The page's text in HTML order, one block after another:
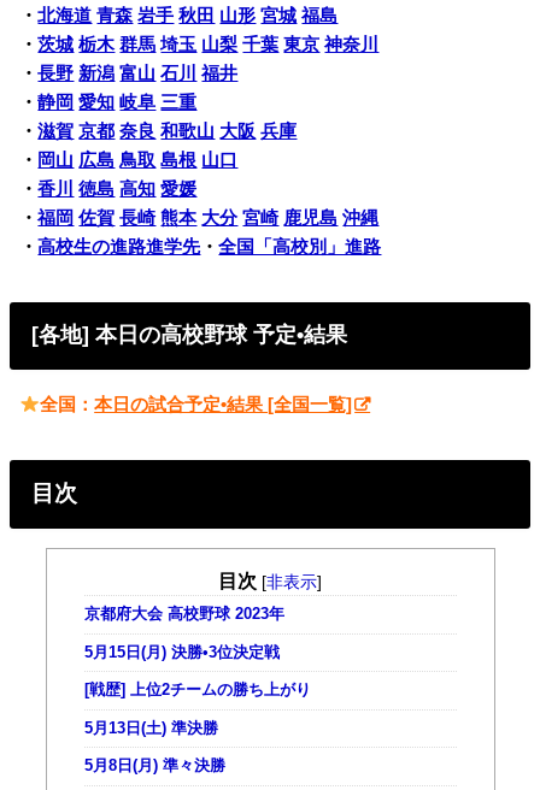
・北海道 青森 岩手 秋田 山形 宮城 福島
・茨城 栃木 群馬 埼玉 山梨 千葉 東京 神奈川
・長野 新潟 富山 石川
福井
・静岡 愛知 岐阜 三重
・滋賀 京都 奈良 和歌山 大阪 兵庫
・ 岡山 広島 鳥取 島根 山口
・香川 徳島 高知 愛媛
・福岡 佐賀 長崎 熊本 大分 宮崎 鹿児島 沖縄
・高校生の進路進学先・全国「高校別」進路
[各地] 本日の高校野球 予定•結果
全国：本日の試合予定•結果 [全国一覧]
目次
目次 [非表示]
京都府大会 高校野球 2023年
5月15日(月) 決勝•3位決定戦
[戦歴] 上位2チームの勝ち上がり
5月13日(土) 準決勝
5月8日(月) 準々決勝